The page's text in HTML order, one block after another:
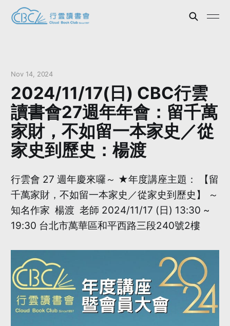
Nov 14, 2024
2024/11/17(日) CBC行雲
讀書會27週年年會：留千萬
家財，不如留一本家史／從
家史到歷史：楊渡
行雲會 27 週年慶來囉～ ★年度講座主題： 【留
千萬家財，不如留一本家史／從家史到歷史】 ～
知名作家 楊渡 老師 2024/11/17 (日) 13:30 ~
19:30 台北市萬華區和平西路三段240號2樓